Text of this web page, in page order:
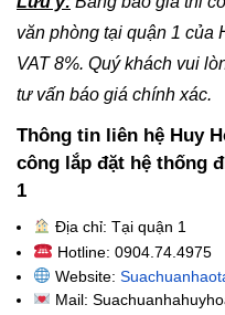
văn phòng tại quận 1 của
VAT 8%. Quý khách vui
tư vấn báo giá chính xác.
Thông tin liên hệ Huy
công lắp đặt hệ thống
1
Địa chỉ: Tại quận 1
Hotline: 0904.74.4975
Website:
Mail: